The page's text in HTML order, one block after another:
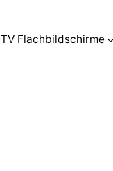
TV Flachbildschirme